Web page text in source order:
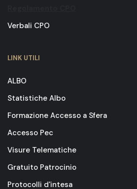
Verbali CPO
LINK UTILI
ALBO
Statistiche Albo
Formazione Accesso a Sfera
Accesso Pec
Visure Telematiche
Gratuito Patrocinio
Protocolli d'intesa